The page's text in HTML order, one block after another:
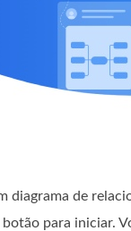
diagrama de
botão para iniciar.